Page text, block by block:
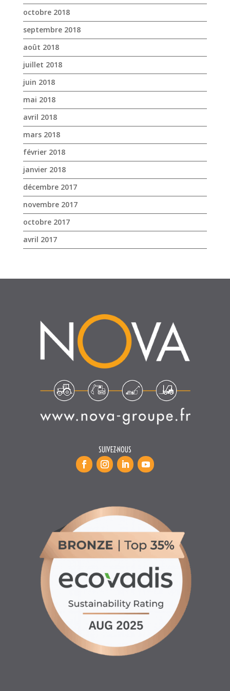
octobre 2018
septembre 2018
août 2018
juillet 2018
juin 2018
mai 2018
avril 2018
mars 2018
février 2018
janvier 2018
décembre 2017
novembre 2017
octobre 2017
avril 2017
SUIVEZ-NOUS